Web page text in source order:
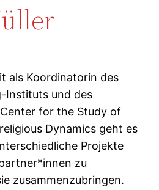
als Koordinatorin des
Instituts und des
for the Study of
Dynamics geht es
Projekte
zu
zusammenzubringen.